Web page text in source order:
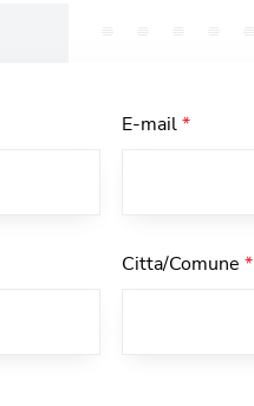
E-mail*
Citta/Comune*